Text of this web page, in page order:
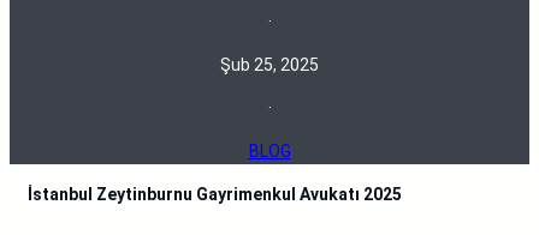
·
Şub 25, 2025
·
BLOG
İstanbul Zeytinburnu Gayrimenkul Avukatı 2025